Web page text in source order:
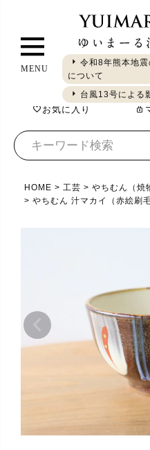
MENU
令和8年熊本地
について
台風13号による
やちむん 琉球
お気に入り
HOME 工芸 やちむん（焼
やちむん 汁マカイ（赤絵刷